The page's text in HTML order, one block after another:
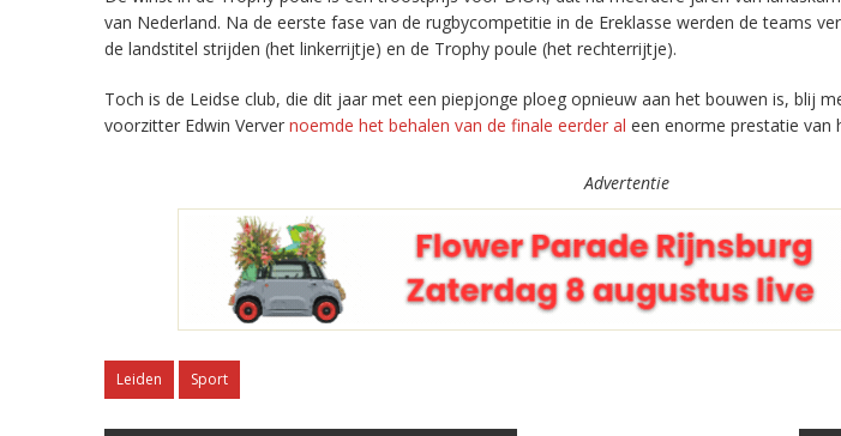
van Nederland. Na de eerste fase van de rugbycompetitie in de Ereklasse werden de teams
de landstitel strijden (het linkerrijtje) en de Trophy poule (het rechterrijtje).
Toch is de Leidse club, die dit jaar met een piepjonge ploeg opnieuw aan het bouwen is, blij
voorzitter Edwin Verver noemde het behalen van de finale eerder al een enorme prestatie van
Advertentie
Leiden Sport